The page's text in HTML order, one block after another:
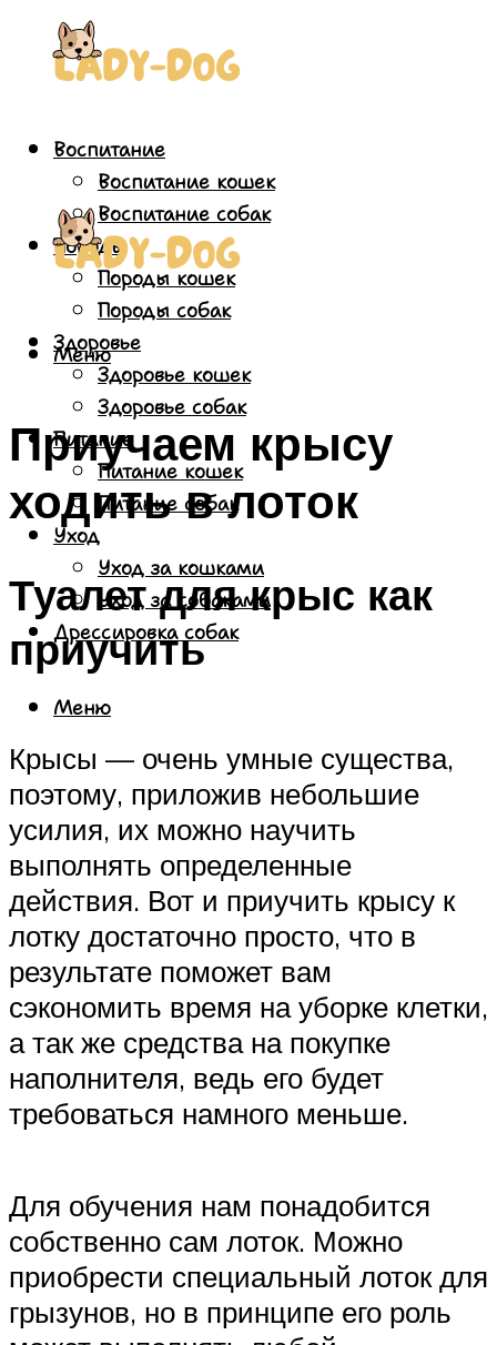
Воспитание
Воспитание кошек
Воспитание собак
Породы
Породы кошек
Породы собак
Здоровье
Здоровье кошек
Здоровье собак
Питание
Питание кошек
Питание собак
Уход
Уход за кошками
Уход за собаками
Дрессировка собак
Меню
Меню
Приучаем крысу
ходить в лоток
Туалет для крыс как
приучить
Крысы — очень умные существа,
поэтому, приложив небольшие
усилия, их можно научить
выполнять определенные
действия. Вот и приучить крысу к
лотку достаточно просто, что в
результате поможет вам
сэкономить время на уборке клетки,
а так же средства на покупке
наполнителя, ведь его будет
требоваться намного меньше.
Для обучения нам понадобится
собственно сам лоток. Можно
приобрести специальный лоток для
грызунов, но в принципе его роль